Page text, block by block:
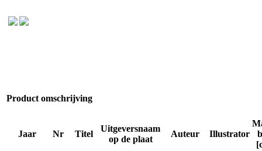
Product omschrijving
Jaar Nr Titel
Uitgeversnaam
op de plaat
Auteur Illustrator